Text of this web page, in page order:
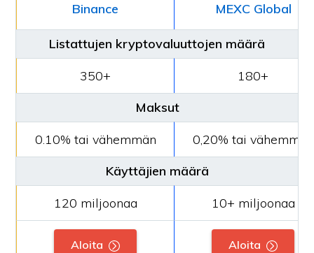
Binance MEXC Global
Listattujen kryptovaluuttojen määrä
350+
180+
Maksut
0.10% tai vähemmän
0,20% tai vähemmän
Käyttäjien määrä
120 miljoonaa
10+ miljoonaa
Aloita Aloita